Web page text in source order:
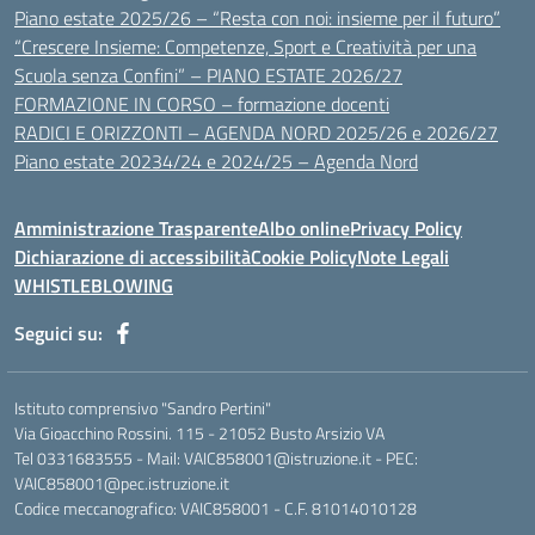
Piano estate 2025/26 – “Resta con noi: insieme per il futuro”
“Crescere Insieme: Competenze, Sport e Creatività per una
Scuola senza Confini” – PIANO ESTATE 2026/27
FORMAZIONE IN CORSO – formazione docenti
RADICI E ORIZZONTI – AGENDA NORD 2025/26 e 2026/27
Piano estate 20234/24 e 2024/25 – Agenda Nord
Amministrazione TrasparenteAlbo onlinePrivacy Policy
Dichiarazione di accessibilitàCookie PolicyNote Legali
WHISTLEBLOWING
Seguici su:
Istituto comprensivo "Sandro Pertini"
Via Gioacchino Rossini. 115 - 21052 Busto Arsizio VA
Tel 0331683555 - Mail: VAIC858001@istruzione.it - PEC:
VAIC858001@pec.istruzione.it
Codice meccanografico: VAIC858001 - C.F. 81014010128